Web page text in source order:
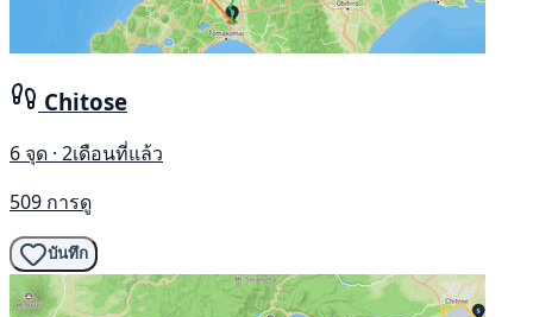
Chitose
6 จุด · 2เดือนที่แล้ว
509 การดู
บันทึก